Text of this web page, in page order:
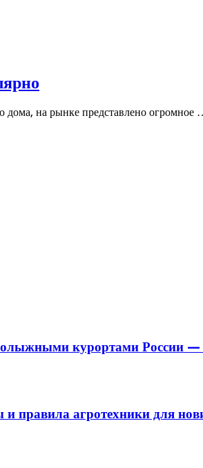
дома, на рынке представлено огромное
курортами России —
правила агротехники для